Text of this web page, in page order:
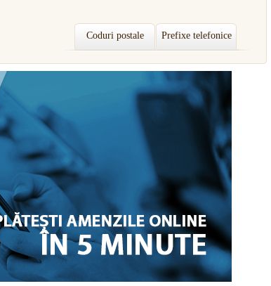
Coduri postale Prefixe telefonice